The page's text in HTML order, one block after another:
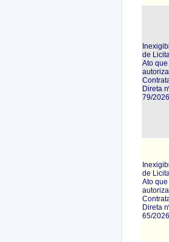
de
Ato que
Direta
79/2026
de
Ato que
Direta
65/2026